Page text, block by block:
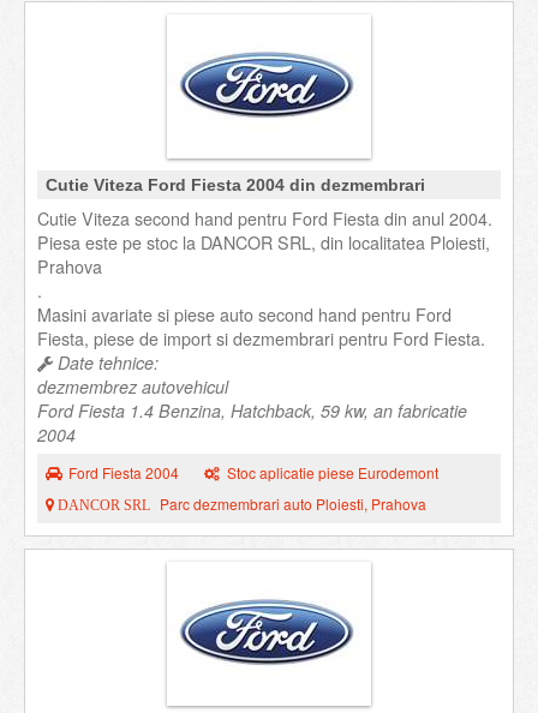
Cutie Viteza Ford Fiesta 2004 din dezmembrari
Cutie Viteza second hand pentru Ford Fiesta din anul 2004.
Piesa este pe stoc la DANCOR SRL, din localitatea Ploiesti,
Prahova
.
Masini avariate si piese auto second hand pentru Ford
Fiesta, piese de import si dezmembrari pentru Ford Fiesta.
Date tehnice:
dezmembrez autovehicul
Ford Fiesta 1.4 Benzina, Hatchback, 59 kw, an fabricatie
2004
Ford Fiesta 2004 Stoc aplicatie piese Eurodemont
DANCOR SRL Parc dezmembrari auto Ploiesti, Prahova